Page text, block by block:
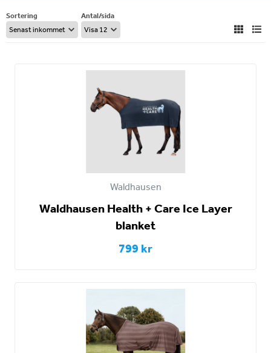
Sortering Antal/sida
Waldhausen
Waldhausen Health + Care Ice Layer
blanket
799 kr